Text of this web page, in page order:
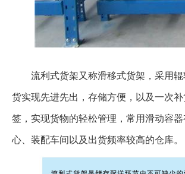
流利式货架又称滑移式货架，采用
货实现先进先出，存储方便，以及一次
签，实现货物的轻松管理，常用滑动容
心、装配车间以及出货频率较高的仓库。